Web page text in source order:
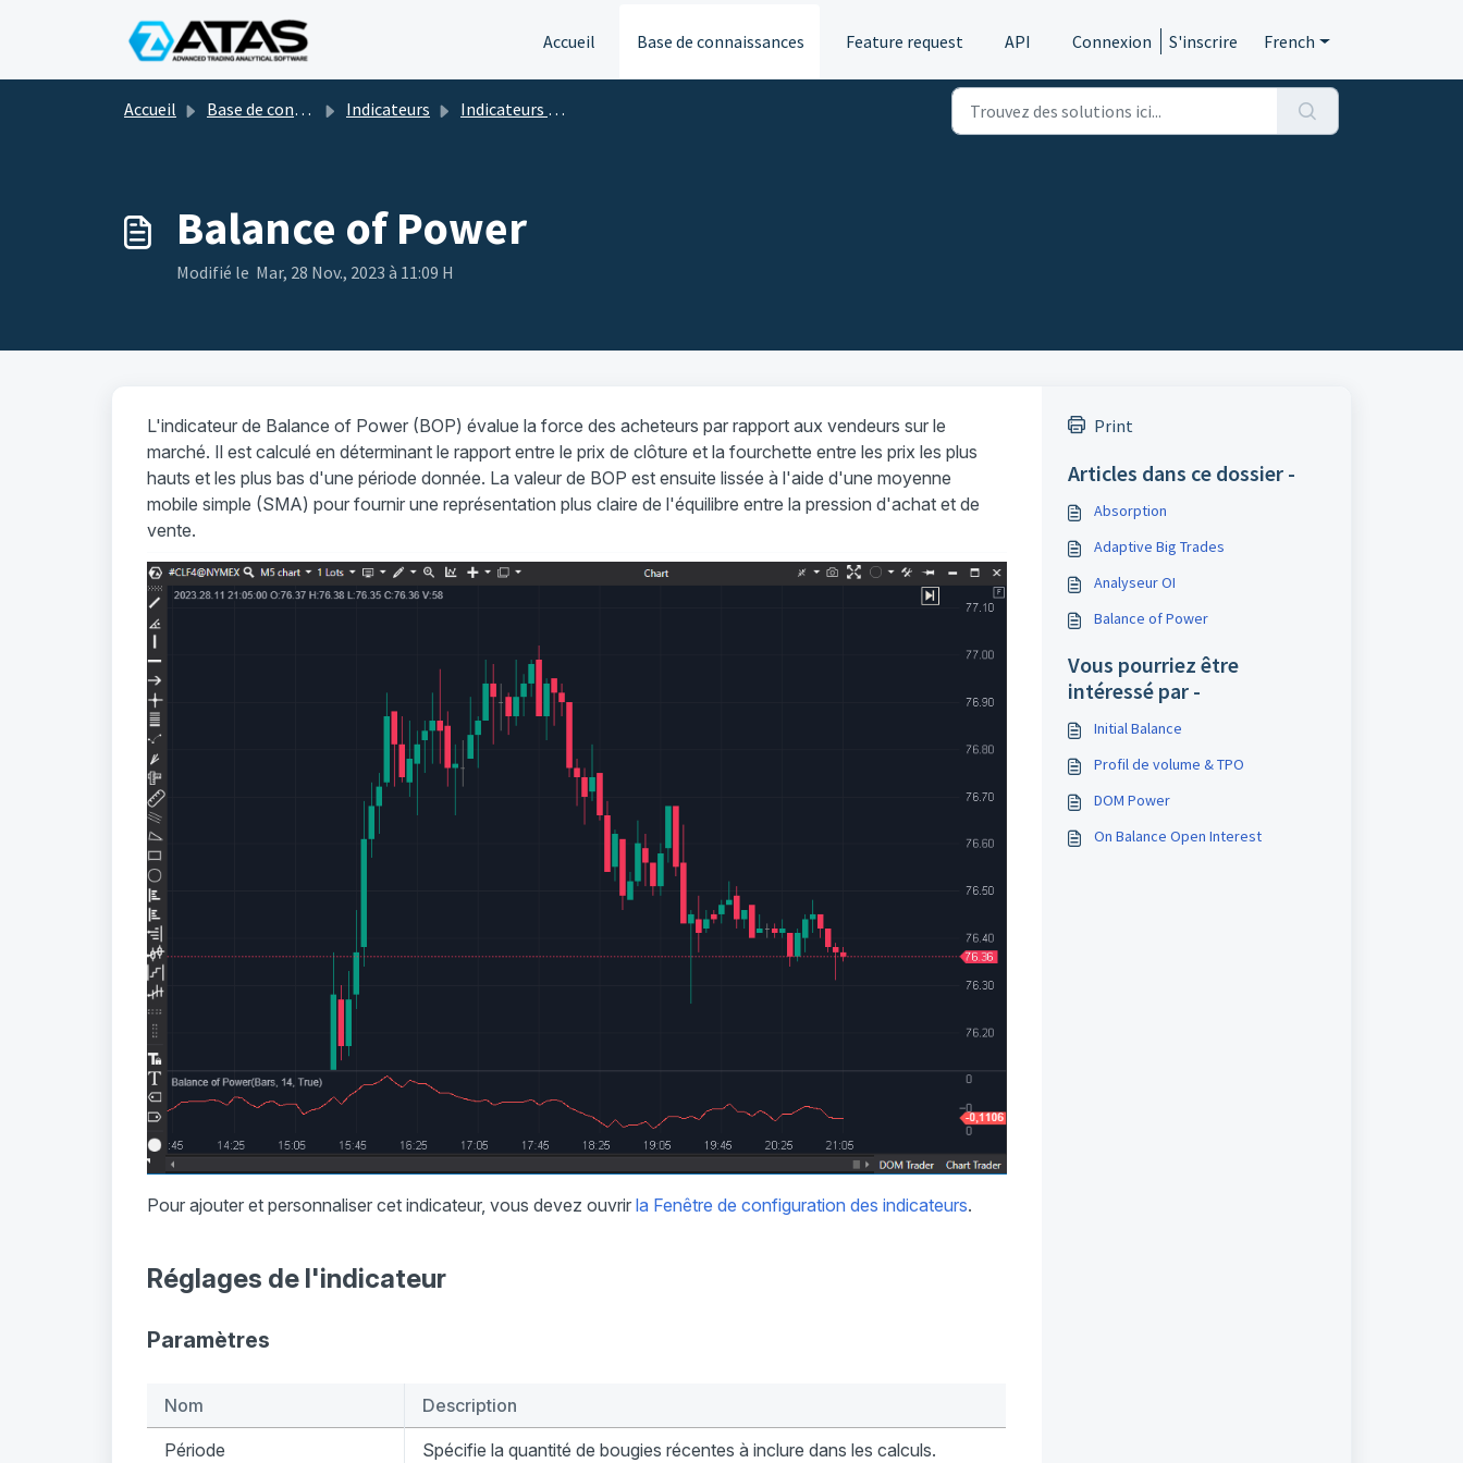
Accueil
Base de connaissances Feature request API Connexion S'inscrire French
Accueil Base de connaissances Indicateurs Indicateurs de flux d'ordres et d'analyse de volume
Balance of Power
Modifié le Mar, 28 Nov., 2023 à 11:09 H
L'indicateur de Balance of Power (BOP) évalue la force des acheteurs par rapport aux vendeurs sur le
marché. Il est calculé en déterminant le rapport entre le prix de clôture et la fourchette entre les prix les plus
hauts et les plus bas d'une période donnée. La valeur de BOP est ensuite lissée à l'aide d'une moyenne
mobile simple (SMA) pour fournir une représentation plus claire de l'équilibre entre la pression d'achat et de
vente.
Pour ajouter et personnaliser cet indicateur, vous devez ouvrir la Fenêtre de configuration des indicateurs.
Réglages de l'indicateur
Paramètres
Nom Description
Période Spécifie la quantité de bougies récentes à inclure dans les calculs.
Print
Articles dans ce dossier -
Absorption
Adaptive Big Trades
Analyseur OI
Balance of Power
Vous pourriez être
intéressé par -
Initial Balance
Profil de volume & TPO
DOM Power
On Balance Open Interest